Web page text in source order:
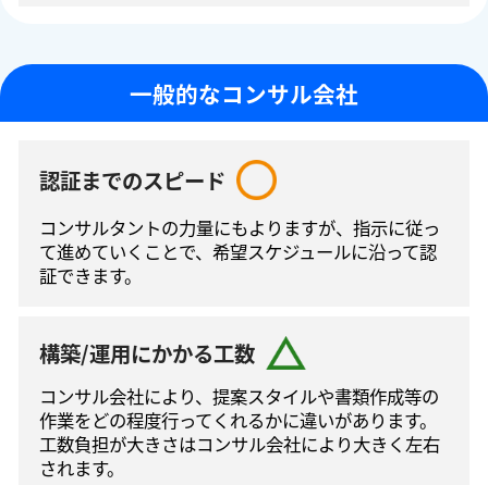
一般的なコンサル会社
認証までのスピード
コンサルタントの⼒量にもよりますが、指⽰に従っ
て進めていくことで、希望スケジュールに沿って認
証できます。
構築/運用にかかる工数
コンサル会社により、提案スタイルや書類作成等の
作業をどの程度⾏ってくれるかに違いがあります。
工数負担が大きさはコンサル会社により大きく左右
されます。